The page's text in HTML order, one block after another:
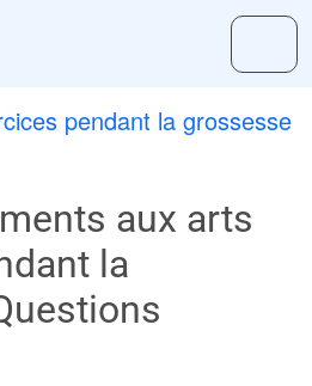
pendant la grossesse
aux arts
la